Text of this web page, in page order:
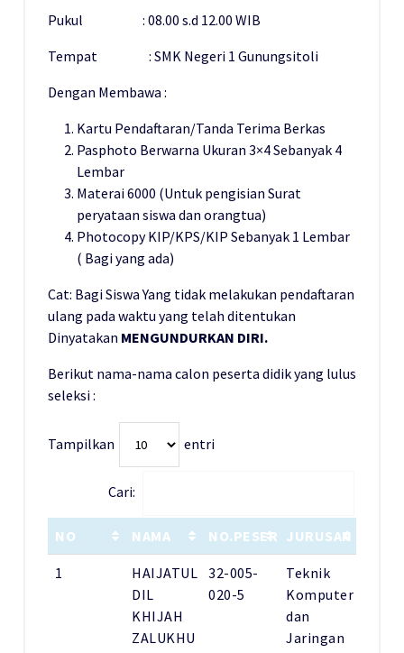
Pukul : 08.00 s.d 12.00 WIB
Tempat : SMK Negeri 1 Gunungsitoli
Dengan Membawa :
Kartu Pendaftaran/Tanda Terima Berkas
Pasphoto Berwarna Ukuran 3×4 Sebanyak 4
Lembar
Materai 6000 (Untuk pengisian Surat
peryataan siswa dan orangtua)
Photocopy KIP/KPS/KIP Sebanyak 1 Lembar
( Bagi yang ada)
Cat: Bagi Siswa Yang tidak melakukan pendaftaran
ulang pada waktu yang telah ditentukan
Dinyatakan MENGUNDURKAN DIRI.
Berikut nama-nama calon peserta didik yang lulus
seleksi :
Tampilkan entri
Cari:
NO NAMA NO.PESERTAJURUSAN
1
HAIJATUL
DIL
KHIJAH
ZALUKHU
32-005-
020-5
Teknik
Komputer
dan
Jaringan